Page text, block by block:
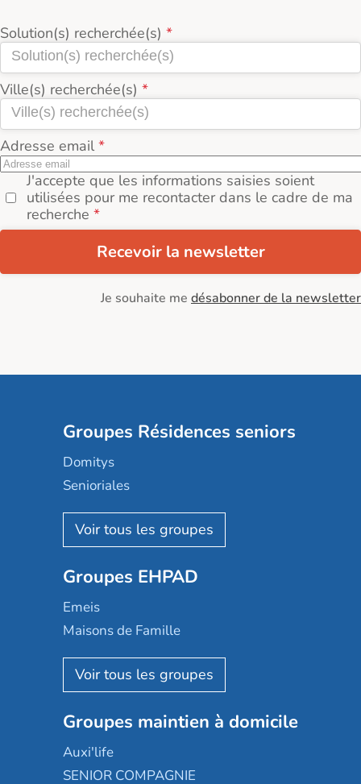
Solution(s) recherchée(s)
Ville(s) recherchée(s)
Adresse email
J'accepte que les informations saisies soient
utilisées pour me recontacter dans le cadre de ma
recherche
Recevoir la newsletter
Je souhaite me désabonner de la newsletter
Groupes Résidences seniors
Domitys
Senioriales
Nohée
Les Résidentiels
Mobicap
Domusvi
Happy Senior
Aquarelia
Nexity edenea
Les jardins d'Arcadie
Occitalia
Appartseniors
Groupes EHPAD
Emeis
Maisons de Famille
Korian
Emera
Groupe SOS
Le Noble Âge
Almage
Groupes maintien à domicile
Auxi'life
SENIOR COMPAGNIE